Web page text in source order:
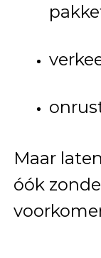
Maar
óók